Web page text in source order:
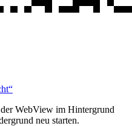
WebView im Hintergrund
neu starten.